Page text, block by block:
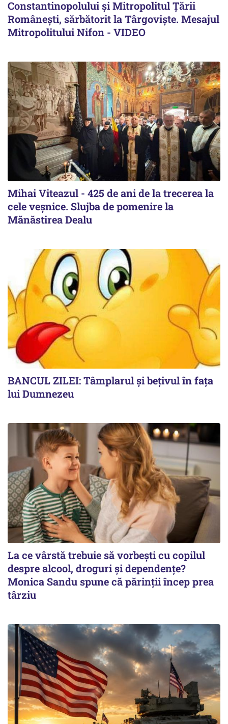
Constantinopolului și Mitropolitul Țării
Românești, sărbătorit la Târgoviște. Mesajul
Mitropolitului Nifon - VIDEO
Mihai Viteazul - 425 de ani de la trecerea la
cele veșnice. Slujba de pomenire la
Mănăstirea Dealu
BANCUL ZILEI: Tâmplarul și bețivul în fața
lui Dumnezeu
La ce vârstă trebuie să vorbești cu copilul
despre alcool, droguri și dependențe?
Monica Sandu spune că părinții încep prea
târziu